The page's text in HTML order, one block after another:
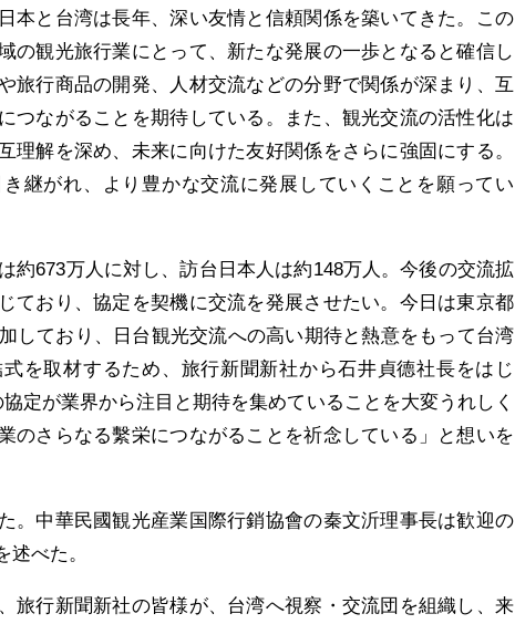
本と台湾は長年、深い友情と信頼関係を築いてきた。この
の観光旅行業にとって、新たな発展の一歩となると確信し
旅行商品の開発、人材交流などの分野で関係が深まり、互
つながることを期待している。また、観光交流の活性化は
理解を深め、未来に向けた友好関係をさらに強固にする。
継がれ、より豊かな交流に発展していくことを願ってい
約673万人に対し、訪台日本人は約148万人。今後の交流拡
ており、協定を契機に交流を発展させたい。今日は東京都
しており、日台観光交流への高い期待と熱意をもって台湾
を取材するため、旅行新聞新社から石井貞德社長をはじ
定が業界から注目と期待を集めていることを大変うれしく
のさらなる繫栄につながることを祈念している」と想いを
。中華民國観光産業国際行銷協會の秦文沂理事長は歓迎の
べた。
旅行新聞新社の皆様が、台湾へ視察・交流団を組織し、来